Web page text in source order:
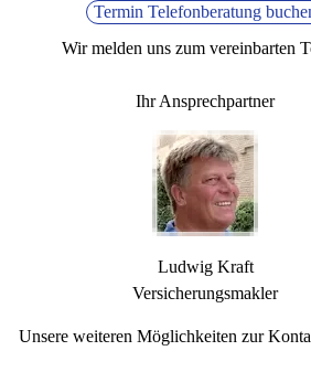
Termin Telefonberatung
Wir melden uns zum vereinbarten
Ihr Ansprechpartner
Ludwig Kraft
Versicherungsmakler
Unsere weiteren Möglichkeiten zur